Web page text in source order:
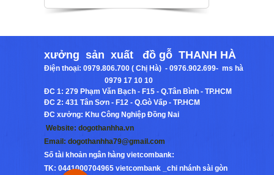
Bộ bàn đá tròn xoay cao cấp + 6
xưởng sản xuất đồ gỗ THANH HÀ
Điện thoại: 0979.806.700 ( Chị Hà) - 0976.902.699- ms hà
0979 17 10 10
ĐC 1: 279 Phạm Văn Bạch - F15 - Q.Tân Bình - TP.HCM
ĐC 2: 431 Tân Sơn - F12 - Q.Gò Vấp - TP.HCM
ĐC xưởng: Khu Công Nghiệp Đồng Nai
Website: dogothanhha.vn
Email: dogothanhha79@gmail.com
Số tài khoản ngân hàng vietcombank:
TK: 0441000704965 vietcombank _chi nhánh sài gòn